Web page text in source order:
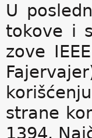
U
tokove i
zove
strane
1394.